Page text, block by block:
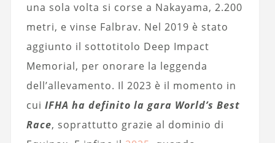
una sola volta si corse a Nakayama, 2.200
metri, e vinse Falbrav. Nel 2019 è stato
aggiunto il sottotitolo Deep Impact
Memorial, per onorare la leggenda
dell’allevamento. Il 2023 è il momento in
cui IFHA ha definito la gara World’s Best
Race, soprattutto grazie al dominio di